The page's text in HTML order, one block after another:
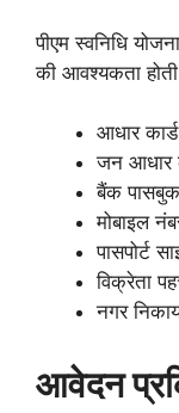
पीएम स्वनिधि
की आवश्यकता
आधार कार्ड
जन आधार
बैंक पासबुक
मोबाइल
पासपोर्ट
विक्रेता
नगर निकाय
आवेदन